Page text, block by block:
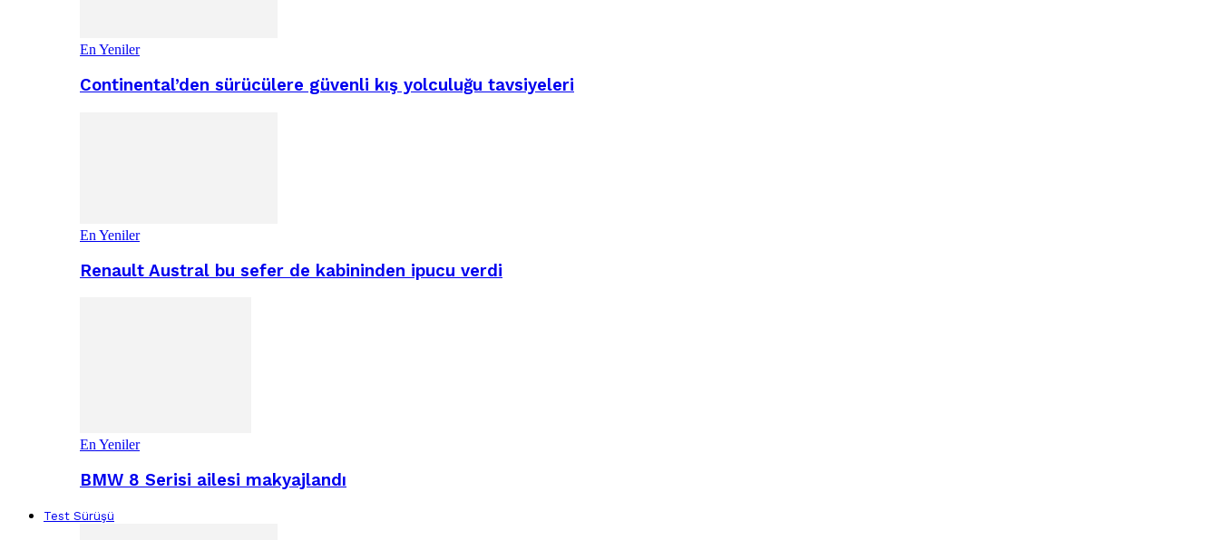
En Yeniler
Continental’den sürücülere güvenli kış yolculuğu tavsiyeleri
En Yeniler
Renault Austral bu sefer de kabininden ipucu verdi
En Yeniler
BMW 8 Serisi ailesi makyajlandı
Test Sürüşü